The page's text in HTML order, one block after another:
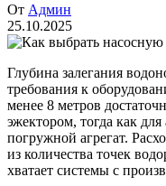
От Админ
25.10.2025
Глубина залегания
требования к
менее 8 метров
эжектором, тогда как
погружной агрегат.
из количества точек
хватает системы с